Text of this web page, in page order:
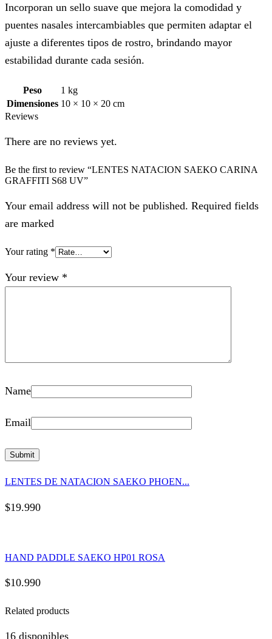
Incorporan un sello suave que mejora la comodidad y
puentes nasales intercambiables que permiten adaptar el
ajuste a diferentes tipos de rostro, brindando mayor
estabilidad durante cada sesión.
Peso
1 kg
Dimensiones 10 × 10 × 20 cm
Reviews
There are no reviews yet.
Be the first to review “LENTES NATACION SAEKO CARINA
GRAFFITI S68 UV”
Your email address will not be published. Required fields
are marked
Your rating *
Your review *
Name
Email
LENTES DE NATACION SAEKO PHOEN...
$19.990
HAND PADDLE SAEKO HP01 ROSA
$10.990
Related products
16 disponibles